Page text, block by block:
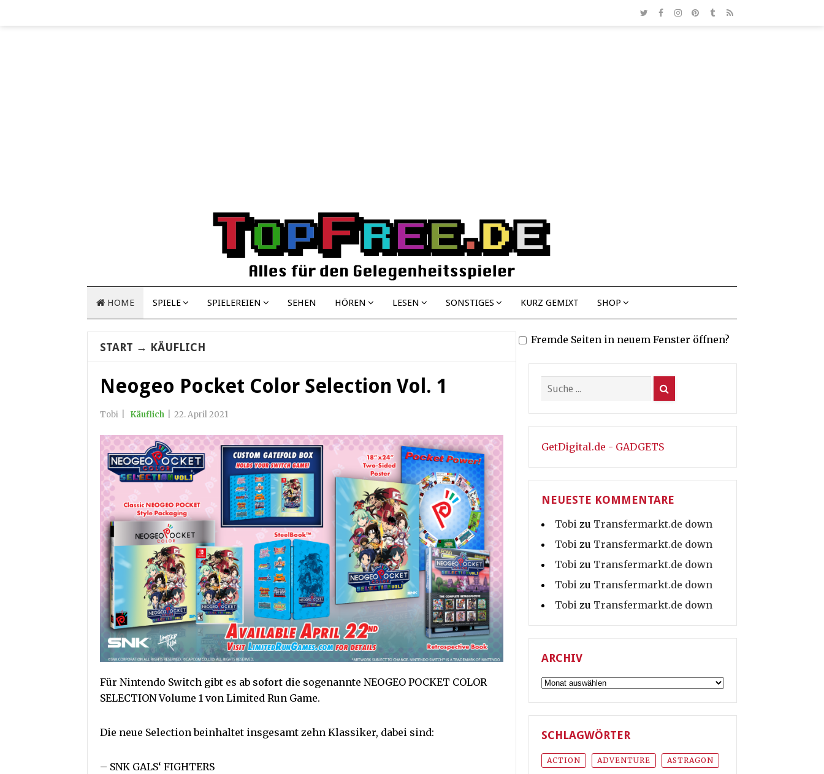
HOME SPIELE SPIELEREIEN SEHEN HÖREN LESEN SONSTIGES KURZ GEMIXT SHOP
START → KÄUFLICH
Neogeo Pocket Color Selection Vol. 1
Tobi Käuflich 22. April 2021
Für Nintendo Switch gibt es ab sofort die sogenannte NEOGEO POCKET COLOR
SELECTION Volume 1 von Limited Run Game.
Die neue Selection beinhaltet insgesamt zehn Klassiker, dabei sind:
– SNK GALS‘ FIGHTERS
Fremde Seiten in neuem Fenster öffnen?
GetDigital.de - GADGETS
NEUESTE KOMMENTARE
Tobi zu Transfermarkt.de down
Tobi zu Transfermarkt.de down
Tobi zu Transfermarkt.de down
Tobi zu Transfermarkt.de down
Tobi zu Transfermarkt.de down
ARCHIV
Archiv
SCHLAGWÖRTER
ACTION ADVENTURE ASTRAGON